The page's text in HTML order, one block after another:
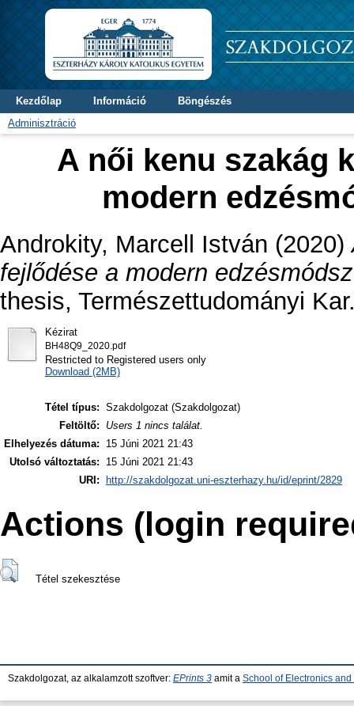
Kezdőlap Információ
Böngészés
Adminisztráció
A női kenu szakág
modern
Androkity, Marcell István (2020)
fejlődése a modern
thesis, Természettudományi
Kézirat
BH48Q9_2020.pdf
Restricted to Registered users only
Download (2MB)
Tétel típus: Szakdolgozat (Szakdolgozat)
Feltöltő:
Users 1 nincs találat.
Elhelyezés dátuma:
15 Júni 2021 21:43
Utolsó változtatás:
15 Júni 2021 21:43
URI:
http://szakdolgozat.uni-eszterhazy.hu/id/eprint/2829
Actions (login
Tétel szekesztése
Szakdolgozat, az alkalamzott szoftver: EPrints 3 amit a School of Electronics